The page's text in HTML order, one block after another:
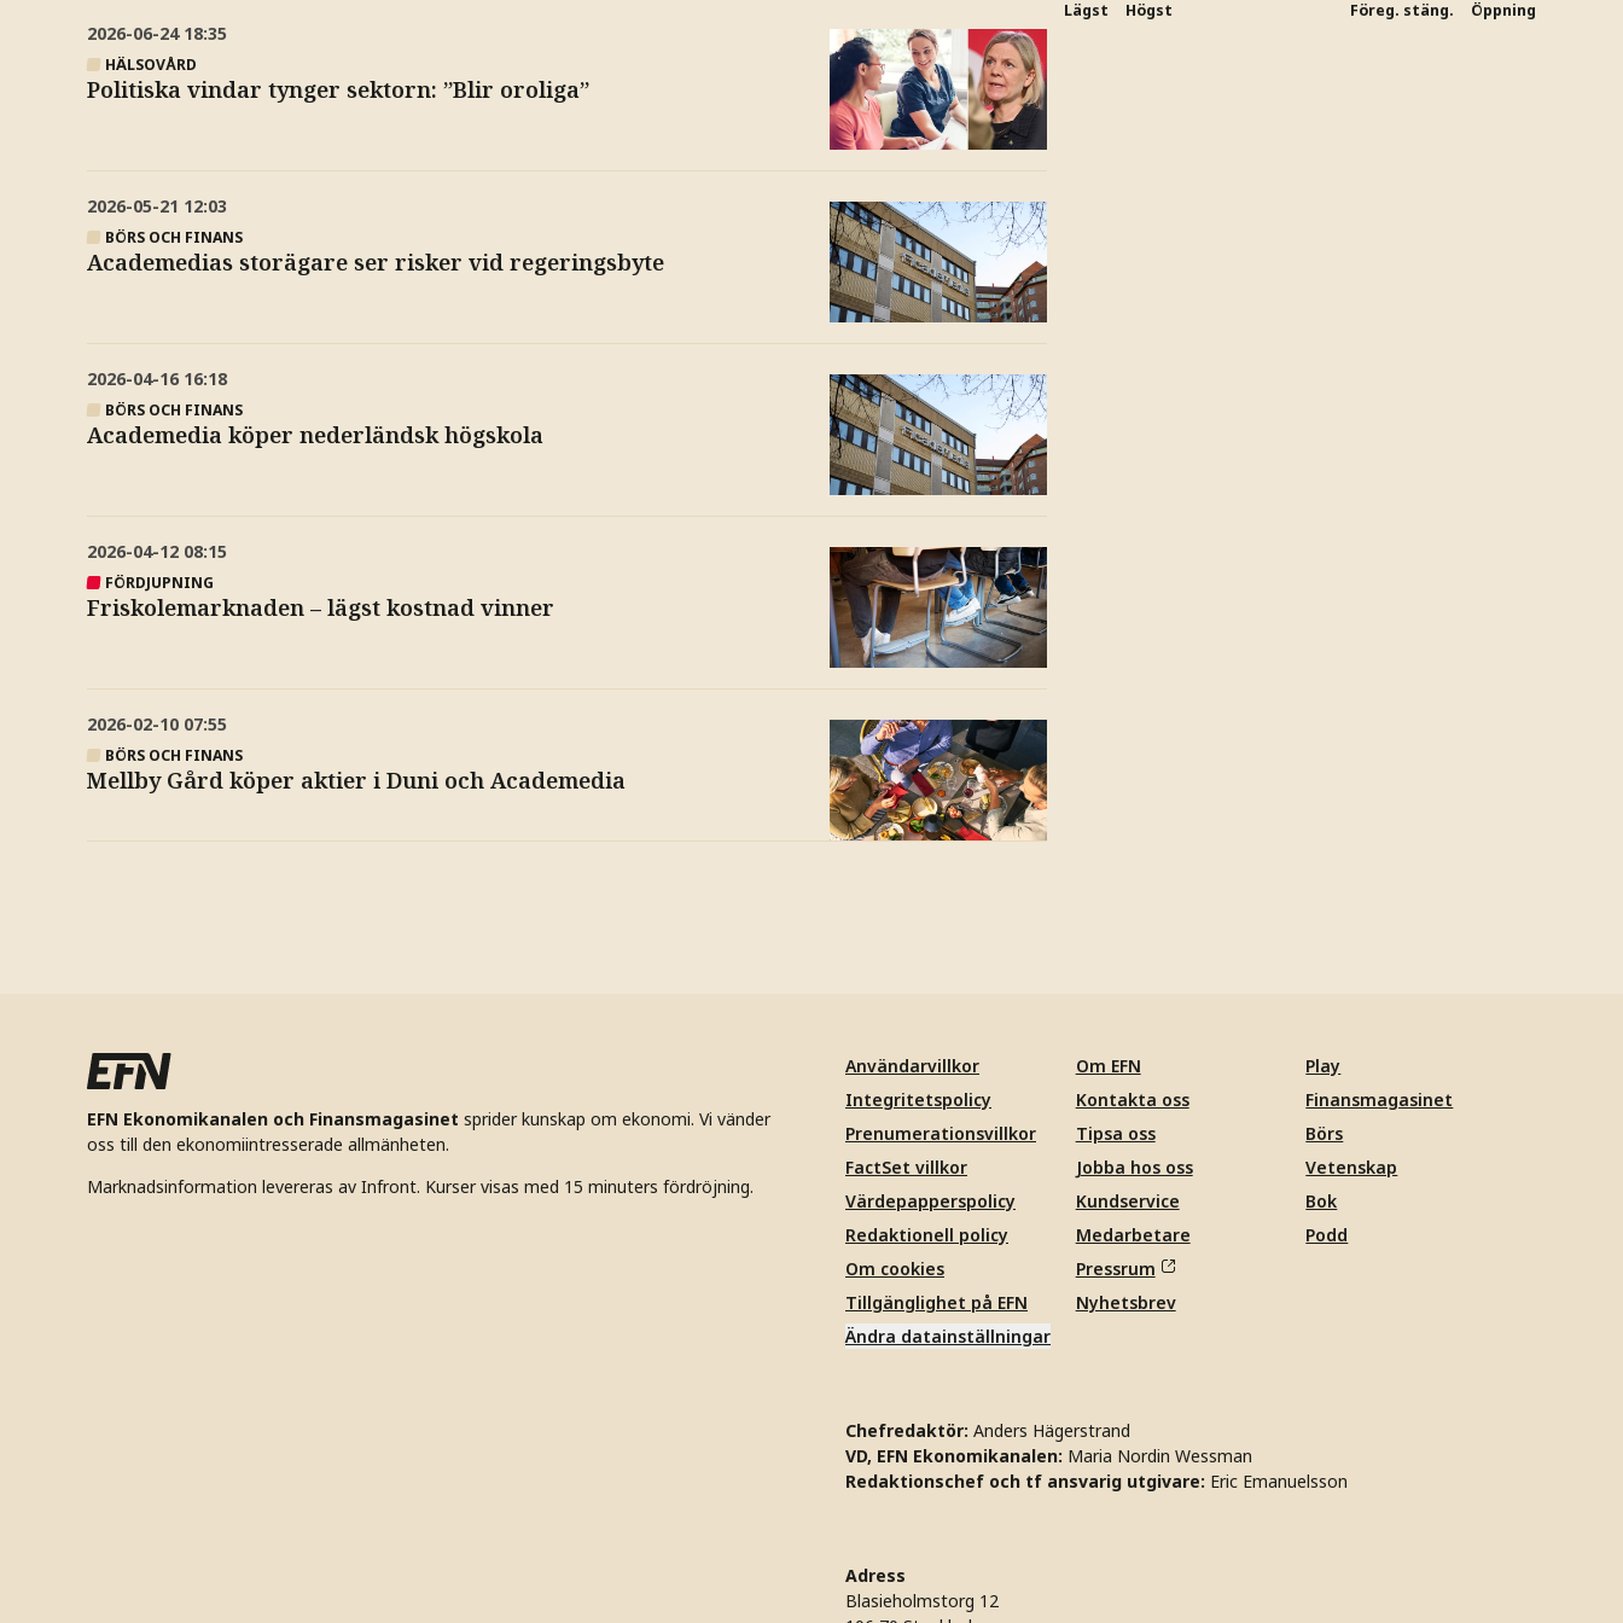
Lägst Högst Föreg. stäng. Öppning
2026-06-24 18:35
HÄLSOVÅRD
Politiska vindar tynger sektorn: ”Blir oroliga”
2026-05-21 12:03
BÖRS OCH FINANS
Academedias storägare ser risker vid regeringsbyte
2026-04-16 16:18
BÖRS OCH FINANS
Academedia köper nederländsk högskola
2026-04-12 08:15
FÖRDJUPNING
Friskolemarknaden – lägst kostnad vinner
2026-02-10 07:55
BÖRS OCH FINANS
Mellby Gård köper aktier i Duni och Academedia
EFN Ekonomikanalen och Finansmagasinet sprider kunskap om ekonomi. Vi vänder
oss till den ekonomiintresserade allmänheten.
Marknadsinformation levereras av Infront. Kurser visas med 15 minuters fördröjning.
Användarvillkor
Integritetspolicy
Prenumerationsvillkor
FactSet villkor
Värdepapperspolicy
Redaktionell policy
Om cookies
Tillgänglighet på EFN
Ändra datainställningar
Om EFN
Kontakta oss
Tipsa oss
Jobba hos oss
Kundservice
Medarbetare
Pressrum
Nyhetsbrev
Play
Finansmagasinet
Börs
Vetenskap
Bok
Podd
Chefredaktör: Anders Hägerstrand
VD, EFN Ekonomikanalen: Maria Nordin Wessman
Redaktionschef och tf ansvarig utgivare: Eric Emanuelsson
Adress
Blasieholmstorg 12